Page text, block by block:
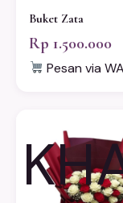
Buket Zata
Rp 1.500.000
Pesan via WA